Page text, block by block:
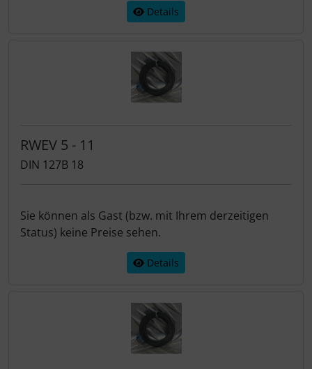
Details
RWEV 5 - 11
DIN 127B 18
Sie können als Gast (bzw. mit Ihrem derzeitigen
Status) keine Preise sehen.
Details